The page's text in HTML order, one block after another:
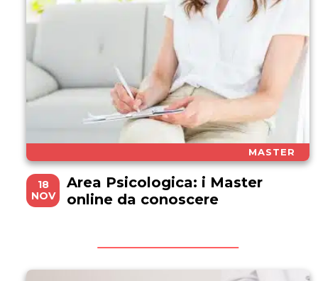
MASTER
18
NOV
Area Psicologica: i Master
online da conoscere